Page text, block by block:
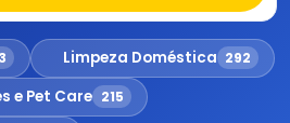
Limpeza Doméstica 292
e Pet Care 215